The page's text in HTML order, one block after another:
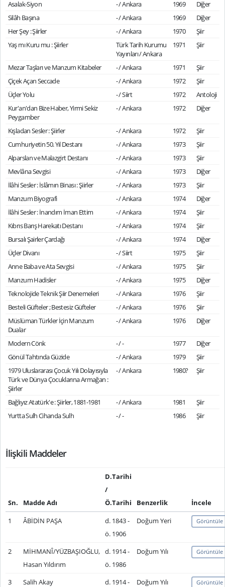
Asalak-Siyon - / Ankara 1969
Diğer
Silâh Başına
- / Ankara 1969
Diğer
Her Şey : Şiirler
- / Ankara 1970
Şiir
Yaş mı Kuru mu : Şiirler
Türk Tarih Kurumu
Yayınları / Ankara
1971 Şiir
Mezar Taşları ve Manzum Kitabeler - / Ankara 1971
Şiir
Çiçek Açan Seccade
- / Ankara 1972
Şiir
Üçler Yolu
- / Siirt 1972
Antoloji
Kur'an'dan Bize Haber, Yirmi Sekiz
Peygamber
- / Ankara 1972 Diğer
Kışladan Sesler : Şiirler - / Ankara 1972
Şiir
Cumhuriyetin 50. Yıl Destanı
- / Ankara 1973
Şiir
Alparslan ve Malazgirt Destanı
- / Ankara 1973
Şiir
Mevlâna Sevgisi
- / Ankara 1973
Diğer
İlâhi Sesler : İslâmın Binası : Şiirler
- / Ankara 1973
Şiir
Manzum Biyografi
- / Ankara 1974
Diğer
İlâhi Sesler : İnandım İman Ettim
- / Ankara 1974
Şiir
Kıbrıs Barış Harekatı Destanı
- / Ankara 1974
Şiir
Bursalı Şairler Çardağı
- / Ankara 1974
Diğer
Üçler Divanı
- / Siirt 1975
Şiir
Anne Baba ve Ata Sevgisi
- / Ankara 1975
Şiir
Manzum Hadisler
- / Ankara 1975
Diğer
Teknolojide Teknik Şiir Denemeleri
- / Ankara 1976
Şiir
Besteli Güfteler ; Bestesiz Güfteler
- / Ankara 1976
Şiir
Müslüman Türkler İçin Manzum
Dualar
- / Ankara 1976 Diğer
Modern Cönk - / - 1977
Diğer
Gönül Tahtında Güzide
- / Ankara 1979
Şiir
1979 Uluslararası Çocuk Yılı Dolayısıyla
Türk ve Dünya Çocuklarına Armağan :
Şiirler
- / Ankara 1980? Şiir
Bağlıyız Atatürk'e : Şiirler, 1881-1981 - / Ankara 1981
Şiir
Yurtta Sulh Cihanda Sulh
- / - 1986 Şiir
İlişkili Maddeler
Sn. Madde Adı
D.Tarihi
/
Ö.Tarihi
Benzerlik
İncele
1
ÂBİDİN PAŞA
d. 1843 -
ö. 1906
Doğum Yeri Görüntüle
2
MİHMANÎ/YÜZBAŞIOĞLU,
Hasan Yıldırım
d. 1914 -
ö. 1986
Doğum Yılı Görüntüle
3 Salih Akay
d. 1914 -
Doğum Yılı Görüntüle